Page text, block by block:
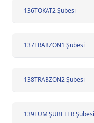
136TOKAT2 Şubesi
137TRABZON1 Şubesi
138TRABZON2 Şubesi
139TÜM ŞUBELER Şubesi